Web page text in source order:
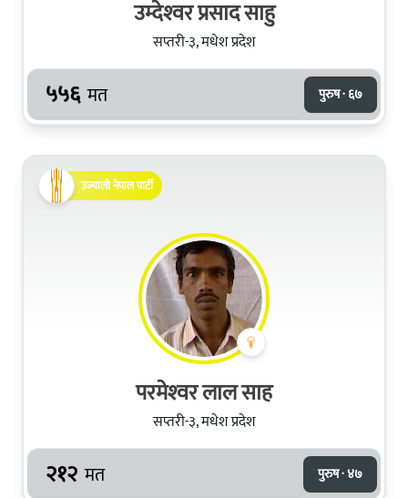
उम्देश्‍वर प्रसाद साहु
सप्तरी-३, मधेश प्रदेश
५५६ मत पुरुष · ६७
उज्यालो नेपाल पार्टी
परमेश्‍वर लाल साह
सप्तरी-३, मधेश प्रदेश
२१२ मत पुरुष · ४७